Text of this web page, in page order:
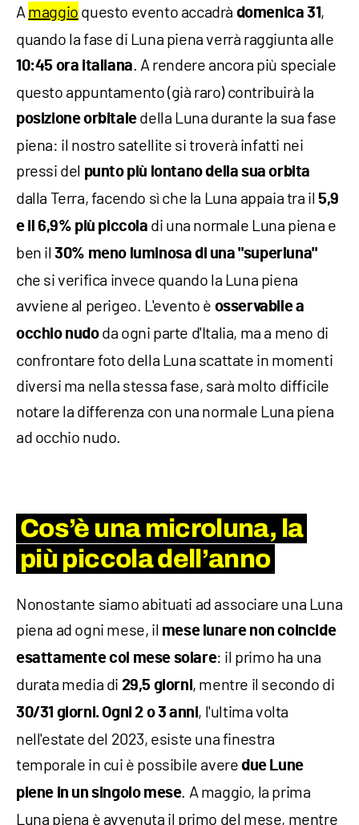
A maggio questo evento accadrà domenica 31 ,
quando la fase di Luna piena verrà raggiunta alle
10:45 ora italiana. A rendere ancora più speciale
questo appuntamento (già raro) contribuirà la
posizione orbitaledella Luna durante la sua fase
piena: il nostro satellite si troverà infatti nei
pressi del punto più lontano della sua orbita
dalla Terra, facendo sì che la Luna appaia tra il5,9
e il 6,9% più piccola di una normale Luna piena e
ben il30% meno luminosa di una "superluna"
che si verifica invece quando la Luna piena
avviene al perigeo. L'evento è osservabile a
occhio nudoda ogni parte d'Italia, ma a meno di
confrontare foto della Luna scattate in momenti
diversi ma nella stessa fase, sarà molto difficile
notare la differenza con una normale Luna piena
ad occhio nudo.
Cos’è una microluna, la
più piccola dell’anno
Nonostante siamo abituati ad associare una Luna
piena ad ogni mese, il mese lunare non coincide
esattamente col mese solare: il primo ha una
durata media di 29,5 giorni, mentre il secondo di
30/31 giorni. Ogni 2 o 3 anni, l'ultima volta
nell'estate del 2023, esiste una finestra
temporale in cui è possibile averedue Lune
piene in un singolo mese. A maggio, la prima
Luna piena è avvenuta il primo del mese, mentre